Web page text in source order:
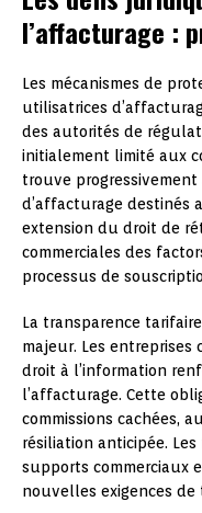
l’affacturage :
Les mécanismes de
utilisatrices
des autorités de
initialement limité aux
trouve
d’affacturage destinés
extension du droit de
commerciales des
processus de
La transparence
majeur. Les entreprises
droit à l’information
l’affacturage. Cette
commissions cachées,
résiliation anticipée.
supports commerciaux
nouvelles exigences de